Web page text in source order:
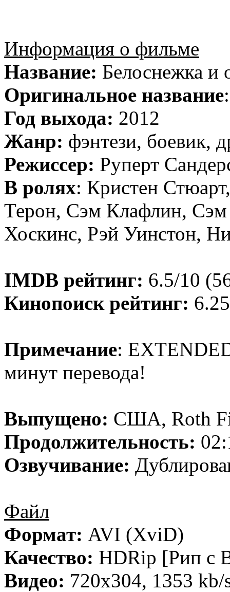
Информация о фильме
Название: Белоснежка и
Оригинальное название
Год выхода: 2012
Жанр: фэнтези, боевик,
Режиссер: Руперт
В ролях: Кристен
Терон, Сэм Клафлин,
Хоскинс, Рэй Уинстон,
IMDB рейтинг: 6.5/10
Кинопоиск рейтинг:
Примечание:
минут перевода!
Выпущено: США, Roth
Продолжительность:
Озвучивание:
Файл
Формат: AVI (XviD)
Качество: HDRip [Рип с
Видео: 720x304, 1353 kb/